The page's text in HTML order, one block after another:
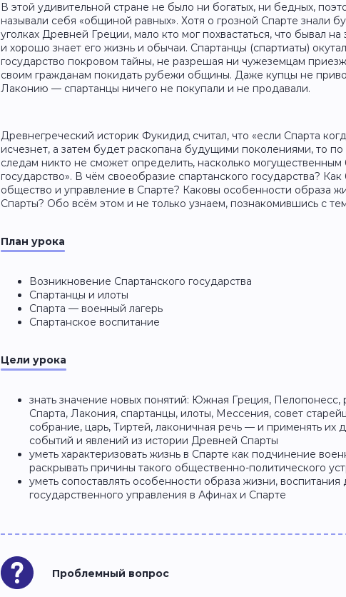
В этой удивительной стране не было ни богатых, ни бедных,
называли себя «общиной равных». Хотя о грозной Спарте знали
уголках Древней Греции, мало кто мог похвастаться, что бывал
и хорошо знает его жизнь и обычаи. Спартанцы (спартиаты)
государство покровом тайны, не разрешая ни чужеземцам
своим гражданам покидать рубежи общины. Даже купцы не
Лаконию — спартанцы ничего не покупали и не продавали.
Древнегреческий историк Фукидид считал, что «если Спарта
исчезнет, а затем будет раскопана будущими поколениями, то
следам никто не сможет определить, насколько могущественным
государство». В чём своеобразие спартанского государства?
общество и управление в Спарте? Каковы особенности образа
Спарты? Обо всём этом и не только узнаем, познакомившись с
План урока
Возникновение Спартанского государства
Спартанцы и илоты
Спарта — военный лагерь
Спартанское воспитание
Цели урока
знать значение новых понятий: Южная Греция, Пелопонесс,
Спарта, Лакония, спартанцы, илоты, Мессения, совет
собрание, царь, Тиртей, лаконичная речь — и применять их
событий и явлений из истории Древней Спарты
уметь характеризовать жизнь в Спарте как подчинение
раскрывать причины такого общественно-политического
уметь сопоставлять особенности образа жизни, воспитания
государственного управления в Афинах и Спарте
Проблемный вопрос